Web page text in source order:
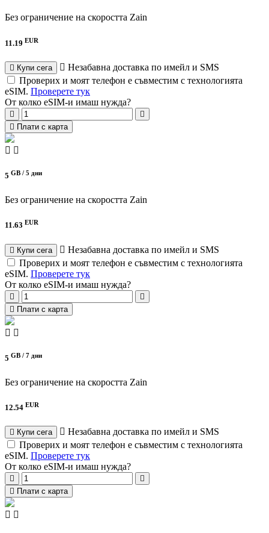
Без ограничение на скоростта Zain
11.19 EUR
Купи сега
Незабавна доставка по имейл и SMS
Проверих и моят телефон е съвместим с технологията
eSIM. Проверете тук
От колко eSIM-и имаш нужда?
Плати с карта
5 GB / 5 дни
Без ограничение на скоростта Zain
11.63 EUR
Купи сега
Незабавна доставка по имейл и SMS
Проверих и моят телефон е съвместим с технологията
eSIM. Проверете тук
От колко eSIM-и имаш нужда?
Плати с карта
5 GB / 7 дни
Без ограничение на скоростта Zain
12.54 EUR
Купи сега
Незабавна доставка по имейл и SMS
Проверих и моят телефон е съвместим с технологията
eSIM. Проверете тук
От колко eSIM-и имаш нужда?
Плати с карта